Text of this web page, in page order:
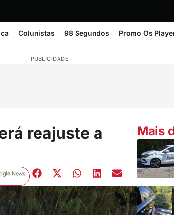
Colunistas 98 Segundos Promo Os
PUBLICIDADE
reajuste a
Mais